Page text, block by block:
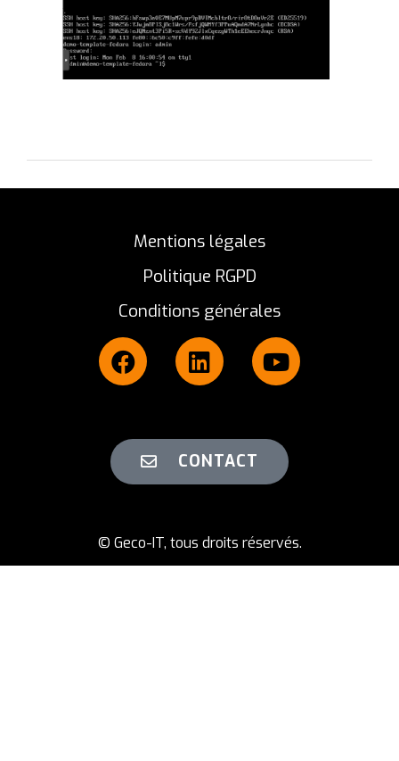
Mentions légales
Politique RGPD
Conditions générales
CONTACT
© Geco-IT, tous droits réservés.